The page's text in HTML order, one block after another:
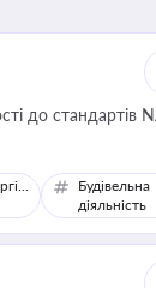
до стандартів
Торгівля
Будівельна
діяльність